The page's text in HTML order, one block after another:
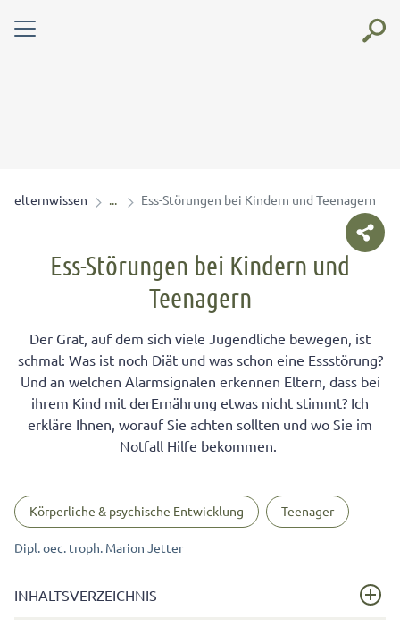
elternwissen Ess-Störungen bei Kindern und Teenagern
Ess-Störungen bei Kindern und
Teenagern
Der Grat, auf dem sich viele Jugendliche bewegen, ist
schmal: Was ist noch Diät und was schon eine Essstörung?
Und an welchen Alarmsignalen erkennen Eltern, dass bei
ihrem Kind mit derErnährung etwas nicht stimmt? Ich
erkläre Ihnen, worauf Sie achten sollten und wo Sie im
Notfall Hilfe bekommen.
Körperliche & psychische Entwicklung Teenager
Dipl. oec. troph. Marion Jetter
INHALTSVERZEICHNIS